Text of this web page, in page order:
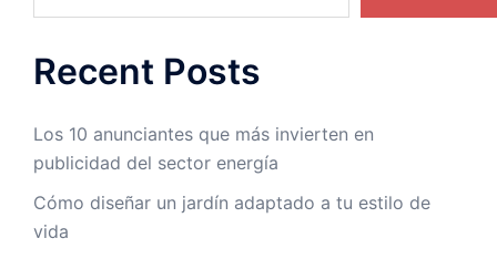
Recent Posts
Los 10 anunciantes que más invierten en
publicidad del sector energía
Cómo diseñar un jardín adaptado a tu estilo de
vida